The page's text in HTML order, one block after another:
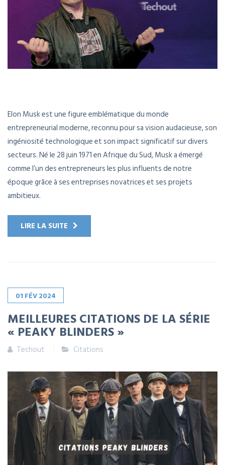
Elon Musk est une figure emblématique du monde
entrepreneurial moderne, reconnu pour sa vision audacieuse, son
ingéniosité technologique et son impact significatif sur divers
secteurs. Né le 28 juin 1971 en Afrique du Sud, Musk a émergé
comme l’un des entrepreneurs les plus influents de notre
époque grâce à ses entreprises novatrices et ses projets
ambitieux.
LIRE LA SUITE
01 FÉV2024
MEILLEURES CITATIONS DE LA SÉRIE
« PEAKY BLINDERS »
Techout Citations